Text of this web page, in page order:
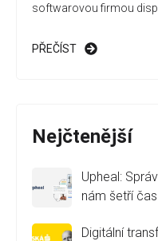
softwarovou firmou
PŘEČÍST
Nejčtenější
Upheal:
nám šetří
Digitální